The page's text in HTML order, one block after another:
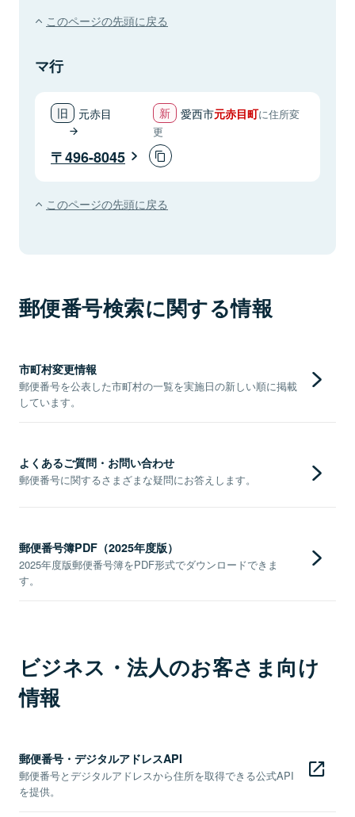
このページの先頭に戻る
マ行
元赤目 愛西市元赤目町に住所変
更
496-8045
このページの先頭に戻る
郵便番号検索に関する情報
市町村変更情報
郵便番号を公表した市町村の一覧を実施日の新しい順に掲載
しています。
よくあるご質問・お問い合わせ
郵便番号に関するさまざまな疑問にお答えします。
郵便番号簿PDF（2025年度版）
2025年度版郵便番号簿をPDF形式でダウンロードできま
す。
ビジネス・法人のお客さま向け
情報
郵便番号・デジタルアドレスAPI
郵便番号とデジタルアドレスから住所を取得できる公式API
を提供。